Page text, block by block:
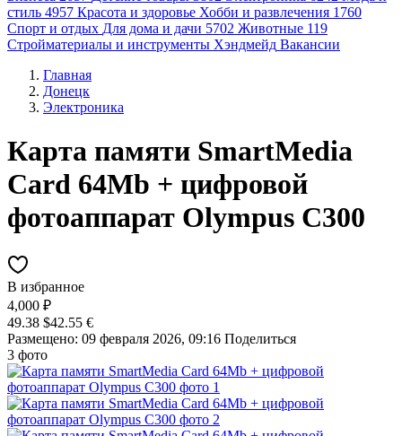
стиль 4957 Красота и здоровье Хобби и развлечения 1760
Спорт и отдых Для дома и дачи 5702 Животные 119
Стройматериалы и инструменты Хэндмейд Вакансии
Главная
Донецк
Электроника
Карта памяти SmartMedia
Card 64Mb + цифровой
фотоаппарат Olympus C300
В избранное
4,000 ₽
49.38 $42.55 €
Размещено: 09 февраля 2026, 09:16 Поделиться
3 фото